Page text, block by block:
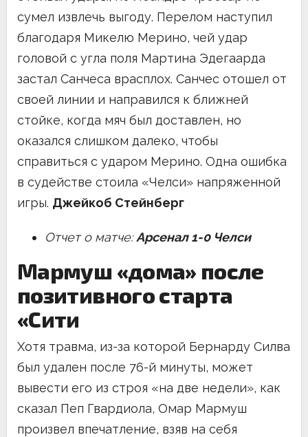
сумел извлечь выгоду. Перелом наступил
благодаря Микелю Мерино, чей удар
головой с угла поля Мартина Эдегаарда
застал Санчеса врасплох. Санчес отошел от
своей линии и направился к ближней
стойке, когда мяч был доставлен, но
оказался слишком далеко, чтобы
справиться с ударом Мерино. Одна ошибка
в судействе стоила «Челси» напряженной
игры. Джейкоб Стейнберг
Отчет о матче:Арсенал 1-0 Челси
Мармуш «дома» после
позитивного старта
«Сити
Хотя травма, из-за которой Бернарду Силва
был удален после 76-й минуты, может
вывести его из строя «на две недели», как
сказал Пеп Гвардиола, Омар Мармуш
произвел впечатление, взяв на себя